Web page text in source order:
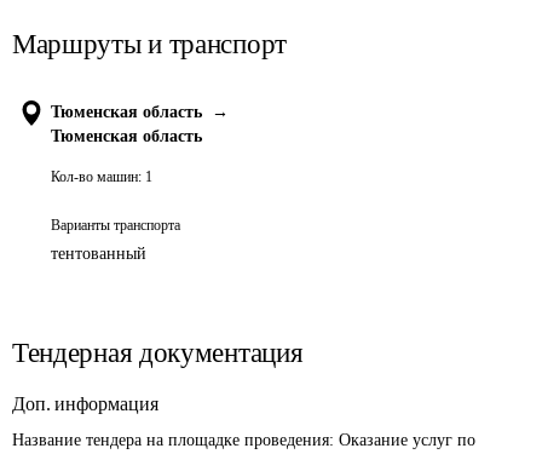
Маршруты и транспорт
Тюменская область
→
Тюменская область
Кол-во машин: 1
Варианты транспорта
тентованный
Тендерная документация
Доп. информация
Название тендера на площадке проведения: Оказание услуг по